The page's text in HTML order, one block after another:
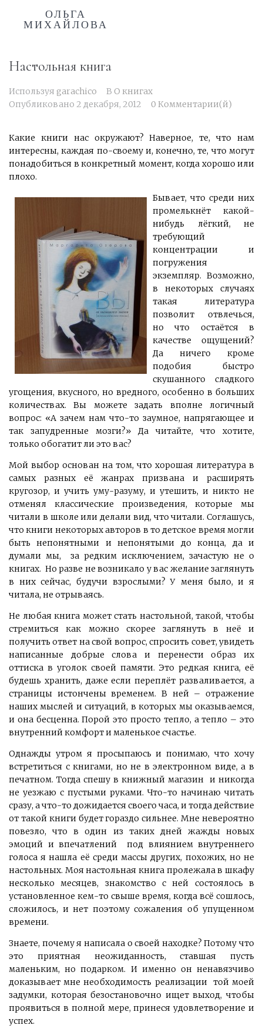
ОЛЬГА
МИХАЙЛОВА
Настольная книга
Используя garachico В О книгах
Опубликовано 2 декабря, 2012 0 Комментарии(й)
Какие книги нас окружают? Наверное, те, что нам
интересны, каждая по-своему и, конечно, те, что могут
понадобиться в конкретный момент, когда хорошо или
плохо.
Бывает, что среди них
промелькнёт какой-
нибудь лёгкий, не
требующий
концентрации и
погружения
экземпляр. Возможно,
в некоторых случаях
такая литература
позволит отвлечься,
но что остаётся в
качестве ощущений?
Да ничего кроме
подобия быстро
скушанного сладкого
угощения, вкусного, но вредного, особенно в больших
количествах. Вы можете задать вполне логичный
вопрос: «А зачем нам что-то заумное, напрягающее и
так запудренные мозги?» Да читайте, что хотите,
только обогатит ли это вас?
Мой выбор основан на том, что хорошая литература в
самых разных её жанрах призвана и расширять
кругозор, и учить уму-разуму, и утешить, и никто не
отменял классические произведения, которые мы
читали в школе или делали вид, что читали. Соглашусь,
что книги некоторых авторов в то детское время могли
быть непонятными и непонятыми до конца, да и
думали мы, за редким исключением, зачастую не о
книгах. Но разве не возникало у вас желание заглянуть
в них сейчас, будучи взрослыми? У меня было, и я
читала, не отрываясь.
Не любая книга может стать настольной, такой, чтобы
стремиться как можно скорее заглянуть в неё и
получить ответ на свой вопрос, спросить совет, увидеть
написанные добрые слова и перенести образ их
оттиска в уголок своей памяти. Это редкая книга, её
будешь хранить, даже если переплёт разваливается, а
страницы истончены временем. В ней – отражение
наших мыслей и ситуаций, в которых мы оказываемся,
и она бесценна. Порой это просто тепло, а тепло – это
внутренний комфорт и маленькое счастье.
Однажды утром я просыпаюсь и понимаю, что хочу
встретиться с книгами, но не в электронном виде, а в
печатном. Тогда спешу в книжный магазин и никогда
не уезжаю с пустыми руками. Что-то начинаю читать
сразу, а что-то дожидается своего часа, и тогда действие
от такой книги будет гораздо сильнее. Мне невероятно
повезло, что в один из таких дней жажды новых
эмоций и впечатлений под влиянием внутреннего
голоса я нашла её среди массы других, похожих, но не
настольных. Моя настольная книга пролежала в шкафу
несколько месяцев, знакомство с ней состоялось в
установленное кем-то свыше время, когда всё сошлось,
сложилось, и нет поэтому сожаления об упущенном
времени.
Знаете, почему я написала о своей находке? Потому что
это приятная неожиданность, ставшая пусть
маленьким, но подарком. И именно он ненавязчиво
доказывает мне необходимость реализации той моей
задумки, которая безостановочно ищет выход, чтобы
проявиться в полной мере, принеся удовлетворение и
успех.